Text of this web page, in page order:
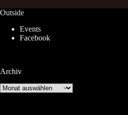
Outside
Events
Facebook
Archiv
Archiv